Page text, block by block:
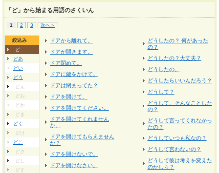
「ど」から始まる用語のさくいん
1 2 3 次へ＞
絞込み
ど
どあ
どい
どう
どえ
どお
どか
どき
どく
どけ
どこ
どさ
どし
どす
ドアから離れて。
ドアが開きます。
ドア閉めて。
ドアに鍵をかけて。
ドアは閉まってた？
ドアを開けて。
ドアを開けてください。
ドアを開けてくれません
か。
ドアを開けてもらえません
か？
ドアを開けないで。
ドアを開けなさい。
どうしたの？ 何があった
の？
どうしたの？大丈夫？
どうしたの。
どうしたらいいんだろう？
どうして？
どうして、そんなことした
の？
どうして言ってくれなかっ
たの？
どうしていつも私なの？
どうして言わないの？
どうして彼は考えを変えた
のかしら？